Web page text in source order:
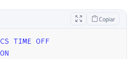
Copiar
TIME OFF
ON